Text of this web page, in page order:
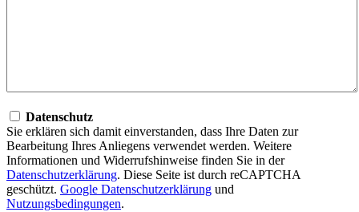
Datenschutz
Sie erklären sich damit einverstanden, dass Ihre Daten zur
Bearbeitung Ihres Anliegens verwendet werden. Weitere
Informationen und Widerrufshinweise finden Sie in der
Datenschutzerklärung. Diese Seite ist durch reCAPTCHA
geschützt. Google Datenschutzerklärung und
Nutzungsbedingungen.